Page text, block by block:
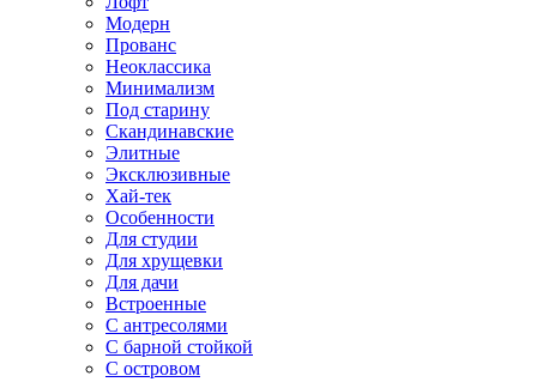
Модерн
Прованс
Неоклассика
Минимализм
Под старину
Скандинавские
Элитные
Эксклюзивные
Хай-тек
Особенности
Для студии
Для хрущевки
Для дачи
Встроенные
С антресолями
С барной стойкой
С островом